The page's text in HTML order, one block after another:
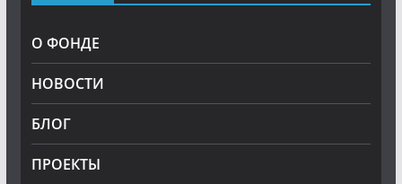
О ФОНДЕ
НОВОСТИ
БЛОГ
ПРОЕКТЫ